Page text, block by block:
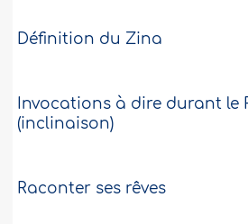
Définition du Zina
Invocations à dire durant le
(inclinaison)
Raconter ses rêves